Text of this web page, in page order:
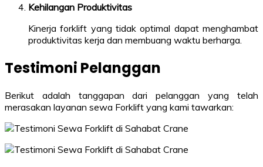
Kehilangan Produktivitas
Kinerja forklift yang tidak optimal dapat menghambat
produktivitas kerja dan membuang waktu berharga.
Testimoni Pelanggan
Berikut adalah tanggapan dari pelanggan yang telah
merasakan layanan sewa Forklift yang kami tawarkan: